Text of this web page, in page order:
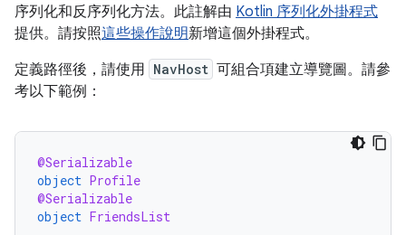
序列化和反序列化方法。此註解由 Kotlin 序列化外掛程式
提供。請按照這些操作說明新增這個外掛程式。
定義路徑後，請使用 NavHost 可組合項建立導覽圖。請參
考以下範例：
@Serializable
object Profile
@Serializable
object FriendsList